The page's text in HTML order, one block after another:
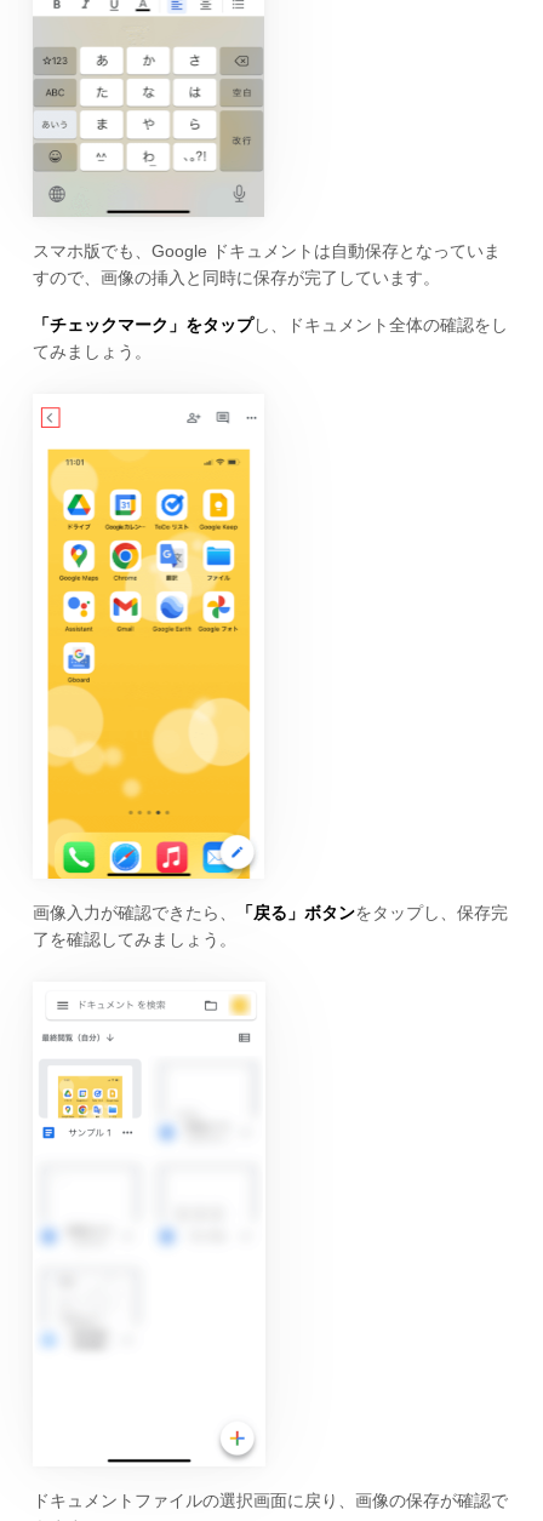
スマホ版でも、Google ドキュメントは自動保存となっていま
すので、画像の挿入と同時に保存が完了しています。
「チェックマーク」をタップし、ドキュメント全体の確認をし
てみましょう。
画像入力が確認できたら、 「戻る」ボタンをタップし、保存完
了を確認してみましょう。
ドキュメントファイルの選択画面に戻り、画像の保存が確認で